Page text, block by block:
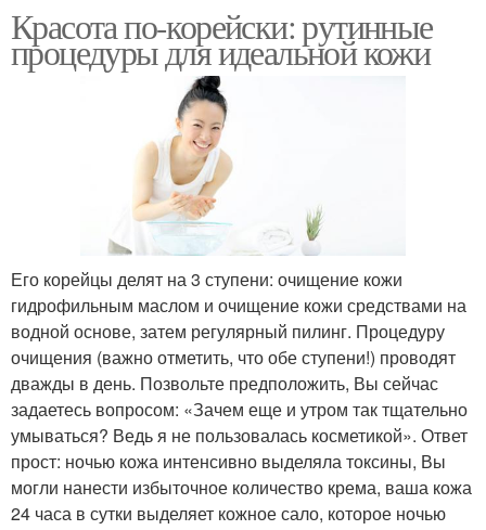
Красота по-корейски: рутинные
процедуры для идеальной кожи
Его корейцы делят на 3 ступени: очищение кожи
гидрофильным маслом и очищение кожи средствами на
водной основе, затем регулярный пилинг. Процедуру
очищения (важно отметить, что обе ступени!) проводят
дважды в день. Позвольте предположить, Вы сейчас
задаетесь вопросом: «Зачем еще и утром так тщательно
умываться? Ведь я не пользовалась косметикой». Ответ
прост: ночью кожа интенсивно выделяла токсины, Вы
могли нанести избыточное количество крема, ваша кожа
24 часа в сутки выделяет кожное сало, которое ночью